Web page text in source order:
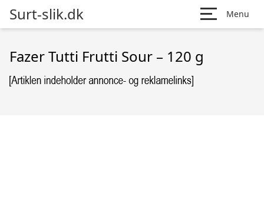
Surt-slik.dk Menu
Fazer Tutti Frutti Sour – 120 g